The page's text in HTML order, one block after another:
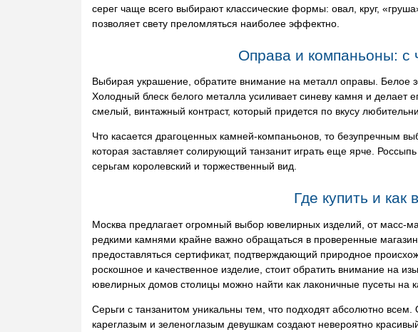
серег чаще всего выбирают классические формы: овал, круг,
позволяет свету преломляться наиболее эффектно.
Оправа и компаньоны: с
Выбирая украшение, обратите внимание на металл оправы. Белое
Холодный блеск белого металла усиливает синеву камня и делает
смелый, винтажный контраст, который придется по вкусу
Что касается драгоценных камней-компаньонов, то безупречным
которая заставляет солирующий танзанит играть еще ярче.
серьгам королевский и торжественный вид.
Где купить и как
Москва предлагает огромный выбор ювелирных изделий, от масс-
редкими камнями крайне важно обращаться в проверенные
предоставляться сертификат, подтверждающий природное
роскошное и качественное изделие, стоит обратить внимание на
ювелирных домов столицы можно найти как лаконичные пусеты на
Серьги с танзанитом уникальны тем, что подходят абсолютно
кареглазым и зеленоглазым девушкам создают невероятно